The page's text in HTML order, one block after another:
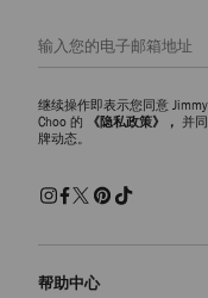
继续操作即表示您同意
Choo 的
《隐私政策》， 并
牌动态。
帮助中心